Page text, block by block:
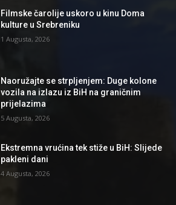
Filmske čarolije uskoro u kinu Doma
kulture u Srebreniku
1 Augusta, 2026
Naoružajte se strpljenjem: Duge kolone
vozila na izlazu iz BiH na graničnim
prijelazima
5 Augusta, 2026
Ekstremna vrućina tek stiže u BiH: Slijede
pakleni dani
4 Augusta, 2026